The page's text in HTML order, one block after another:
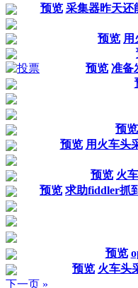
预览 采集器昨天还
预览 用
预览 准备
预览
预览 用火车头
预览 火
预览 求助fiddler抓
预览
预览 火车头
下一页 »